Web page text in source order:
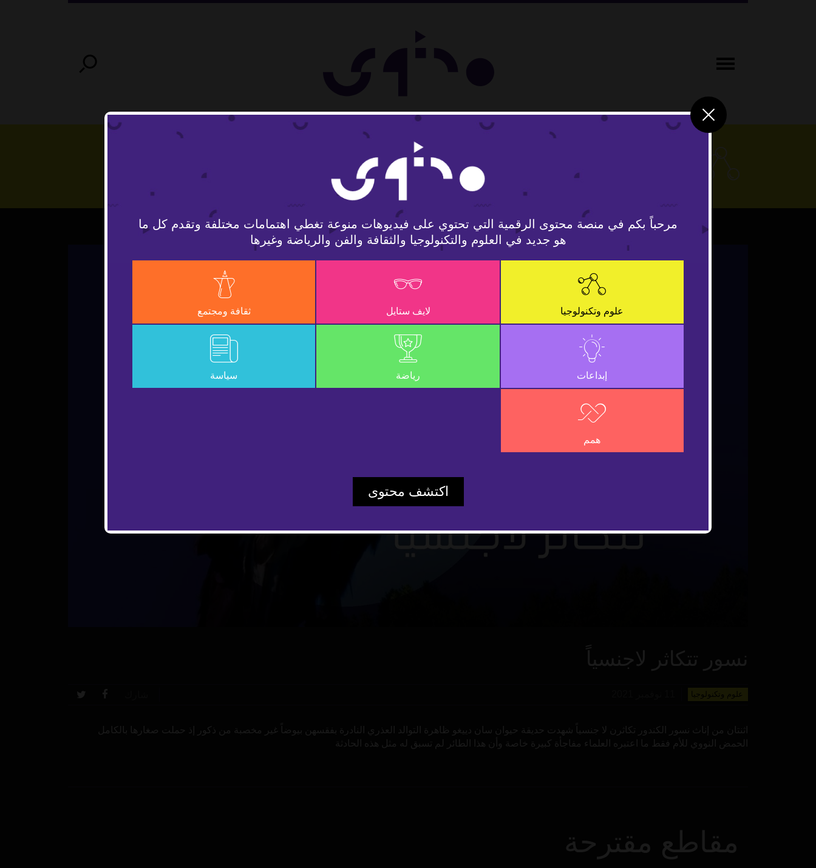
علوم وتكنولوجيا
Video
نسور تتكاثر لاجنسياً
علوم وتكنولوجيا
اثنتان من إناث نسور الكندور تكاثرن لا جنسياً شهدت حديقة حيوان سان دييغو ظاهرة التوالد العذري النادرة بفقسهن بيوضاً غير مخصبة من ذكور إذ حملت صغارها بالكامل
الحمض النووي للأم فقط ما اعتبره العلماء مفاجأة كبيرة خاصة وأن هذا الطائر لم تسبق له مثل هذه الحادثة
مقاطع مقترحة
مرحباً بكم في منصة محتوى الرقمية التي تحتوي على فيديوهات منوعة تغطي اهتمامات مختلفة وتقدم كل ما
هو جديد في العلوم والتكنولوجيا والثقافة والفن والرياضة وغيرها
علوم وتكنولوجيا لايف ستايل ثقافة ومجتمع
إبداعات رياضة سياسة
همم
اكتشف محتوى